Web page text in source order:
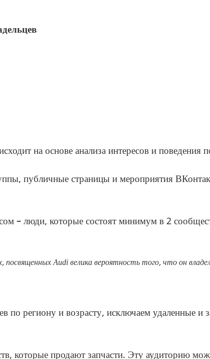
на основе анализа интересов и поведения
публичные страницы и мероприятия
– люди, которые состоят минимум в 2
посвященных Audi велика вероятность того, что он
по региону и возрасту, исключаем удаленные и
которые продают запчасти. Эту аудиторию